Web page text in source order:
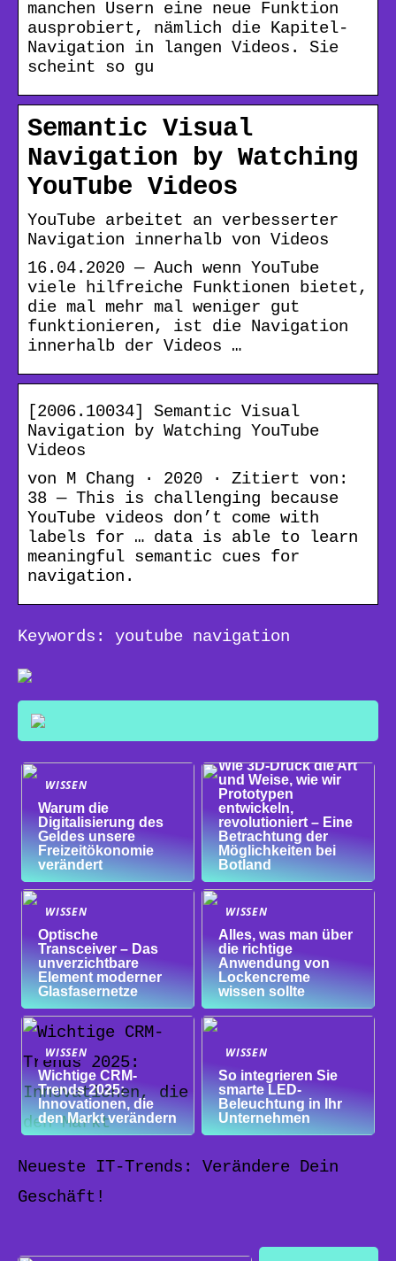
manchen Usern eine neue Funktion
ausprobiert, nämlich die Kapitel-
Navigation in langen Videos. Sie
scheint so gu
Semantic Visual
Navigation by Watching
YouTube Videos
YouTube arbeitet an verbesserter
Navigation innerhalb von Videos
16.04.2020 — Auch wenn YouTube
viele hilfreiche Funktionen bietet,
die mal mehr mal weniger gut
funktionieren, ist die Navigation
innerhalb der Videos …
[2006.10034] Semantic Visual
Navigation by Watching YouTube
Videos
von M Chang · 2020 · Zitiert von:
38 — This is challenging because
YouTube videos don’t come with
labels for … data is able to learn
meaningful semantic cues for
navigation.
Keywords: youtube navigation
WISSEN
Warum die
Digitalisierung des
Geldes unsere
Freizeitökonomie
verändert
WISSEN
Wie 3D-Druck die Art
und Weise, wie wir
Prototypen
entwickeln,
revolutioniert – Eine
Betrachtung der
Möglichkeiten bei
Botland
WISSEN
Optische
Transceiver – Das
unverzichtbare
Element moderner
Glasfasernetze
WISSEN
Alles, was man über
die richtige
Anwendung von
Lockencreme
wissen sollte
WISSEN
Wichtige CRM-
Trends 2025:
Innovationen, die
den Markt verändern
WISSEN
So integrieren Sie
smarte LED-
Beleuchtung in Ihr
Unternehmen
Neueste IT-Trends: Verändere Dein
Geschäft!